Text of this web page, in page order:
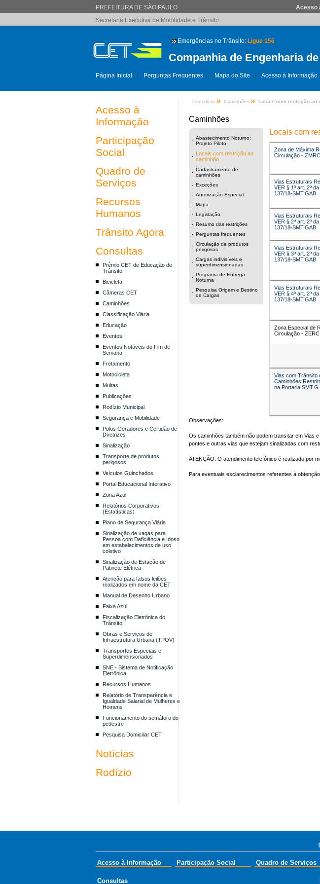
PREFEITURA DE SÃO PAULO Acesso
Secretaria Executiva de Mobilidade e Trânsito
Emergências no Trânsito: Ligue 156
Companhia de Engenharia
Página Inicial Perguntas Frequentes Mapa do Site Acesso à Informação
Acesso à
Informação
Participação
Social
Quadro de
Serviços
Recursos
Humanos
Trânsito Agora
Consultas
Prêmio CET de Educação de
Trânsito
Bicicleta
Câmeras CET
Caminhões
Classificação Viária
Educação
Eventos
Eventos Notáveis do Fim de
Semana
Fretamento
Motocicleta
Multas
Publicações
Rodízio Municipal
Segurança e Mobilidade
Polos Geradores e Certidão de
Diretrizes
Sinalização
Transporte de produtos
perigosos
Veículos Guinchados
Portal Educacional Interativo
Zona Azul
Relatórios Corporativos
(Estatísticas)
Plano de Segurança Viária
Sinalização de vagas para
Pessoa com Deficiência e Idoso
em estabelecimentos de uso
coletivo
Sinalização de Estação de
Patinete Elétrica
Atenção para falsos leilões
realizados em nome da CET
Manual de Desenho Urbano
Faixa Azul
Fiscalização Eletrônica do
Trânsito
Obras e Serviços de
Infraestrutura Urbana (TPOV)
Transportes Especiais e
Superdimensionados
SNE - Sistema de Notificação
Eletrônica
Recursos Humanos
Relatório de Transparência e
Igualdade Salarial de Mulheres e
Homens
Funcionamento do semáforo do
pedestre
Pesquisa Domiciliar CET
Notícias
Rodízio
Consultas Caminhões Locais com restrição ao
Caminhões
Abastecimento Noturno:
Projeto Piloto
Locais com restrição ao
caminhão
Cadastramento de
caminhões
Exceções
Autorização Especial
Mapa
Legislação
Resumo das restrições
Perguntas frequentes
Circulação de produtos
perigosos
Cargas indivisíveis e
superdimensionadas
Programa de Entrega
Noturna
Pesquisa Origem e Destino
de Cargas
Locais com
Zona de Máxima
Circulação - ZMRC
Vias Estruturais
VER § 1º art. 2º da
137/18-SMT.GAB
Vias Estruturais
VER § 2º art. 2º da
137/18-SMT.GAB
Vias Estruturais
VER § 3º art. 2º da
137/18-SMT.GAB
Vias Estruturais
VER § 4º art. 2º da
137/18-SMT.GAB
Zona Especial de
Circulação - ZERC
Vias com Trânsito
Caminhões
na Portaria SMT.G
Observações:
Os caminhões também não podem transitar em Vias
pontes e outras vias que estejam sinalizadas com
ATENÇÃO: O atendimento telefônico é realizado por
Para eventuais esclarecimentos referentes à
Acesso à Informação Participação Social Quadro de Serviços
Consultas